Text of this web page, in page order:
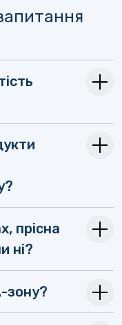
прісна
ні?
зону?